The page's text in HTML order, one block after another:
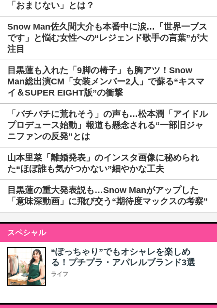
「おまじない」とは？
Snow Man佐久間大介も本番中に涙…「世界一ブス
です」と悩む女性への“レジェンド歌手の言葉”が大
注目
目黒蓮も入れた「9脚の椅子」も胸アツ！Snow
Man総出演CM「女装メンバー2人」で蘇る“キスマ
イ＆SUPER EIGHT版”の衝撃
「バチバチに荒れそう」の声も…松本潤「アイドル
プロデュース始動」報道も懸念される“一部旧ジャ
ニファンの反発”とは
山本里菜「離婚発表」のインスタ画像に秘められ
た“ほぼ誰も気がつかない”細やかな工夫
目黒蓮の重大発表説も…Snow Manがアップした
「意味深動画」に飛び交う“期待度マックスの考察”
スペシャル
“ぽっちゃり”でもオシャレを楽しめ
る！プチプラ・アパレルブランド3選
ライフ